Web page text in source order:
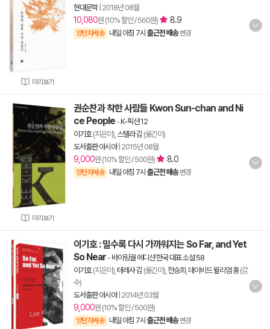
미리보기
현대문학| 2018년 08월
10,080원 (10% 할인 / 560원) 8.9
양탄자배송 내일 아침 7시 출근전 배송 변경
미리보기
권순찬과 착한 사람들 Kwon Sun-chan and Ni
ce People -K-픽션 12
이기호(지은이), 스텔라 김 (옮긴이)
도서출판 아시아| 2015년 08월
9,000원 (10% 할인 / 500원) 8.0
양탄자배송 내일 아침 7시 출근전 배송 변경
이기호 : 밀수록 다시 가까워지는 So Far, and Yet
So Near - 바이링궐 에디션 한국 대표 소설 58
이기호(지은이), 테레사 김 (옮긴이), 전승희 데이비드 윌리엄 홍(감
수)
도서출판 아시아| 2014년 03월
9,000원 (10% 할인 / 500원)
양탄자배송 내일 아침 7시 출근전 배송 변경